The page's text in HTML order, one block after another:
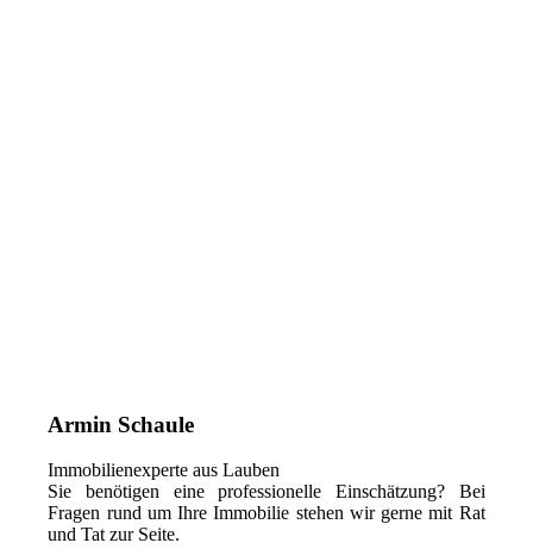
Armin Schaule
Immobilienexperte aus Lauben
Sie benötigen eine professionelle Einschätzung? Bei
Fragen rund um Ihre Immobilie stehen wir gerne mit Rat
und Tat zur Seite.